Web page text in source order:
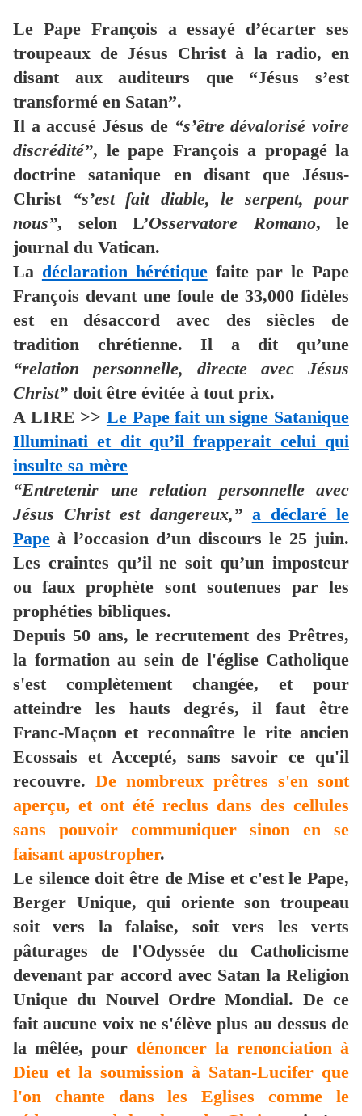
Le Pape François a essayé d’écarter ses
troupeaux de Jésus Christ à la radio, en
disant aux auditeurs que “Jésus s’est
transformé en Satan”.
Il a accusé Jésus de “s’être dévalorisé voire
discrédité”, le pape François a propagé la
doctrine satanique en disant que Jésus-
Christ “s’est fait diable, le serpent, pour
nous”, selon L’Osservatore Romano, le
journal du Vatican.
La déclaration hérétiquefaite par le Pape
François devant une foule de 33,000 fidèles
est en désaccord avec des siècles de
tradition chrétienne. Il a dit qu’une
“relation personnelle, directe avec Jésus
Christ” doit être évitée à tout prix.
A LIRE >> Le Pape fait un signe Satanique
Illuminati et dit qu’il frapperait celui qui
insulte sa mère
“Entretenir une relation personnelle avec
Jésus Christ est dangereux,” a déclaré le
Pape à l’occasion d’un discours le 25 juin.
Les craintes qu’il ne soit qu’un imposteur
ou faux prophète sont soutenues par les
prophéties bibliques.
Depuis 50 ans, le recrutement des Prêtres,
la formation au sein de l'église Catholique
s'est complètement changée, et pour
atteindre les hauts degrés, il faut être
Franc-Maçon et reconnaître le rite ancien
Ecossais et Accepté, sans savoir ce qu'il
recouvre. De nombreux prêtres s'en sont
aperçu, et ont été reclus dans des cellules
sans pouvoir communiquer sinon en se
faisant apostropher.
Le silence doit être de Mise et c'est le Pape,
Berger Unique, qui oriente son troupeau
soit vers la falaise, soit vers les verts
pâturages de l'Odyssée du Catholicisme
devenant par accord avec Satan la Religion
Unique du Nouvel Ordre Mondial. De ce
fait aucune voix ne s'élève plus au dessus de
la mêlée, pour dénoncer la renonciation à
Dieu et la soumission à Satan-Lucifer que
l'on chante dans les Eglises comme le